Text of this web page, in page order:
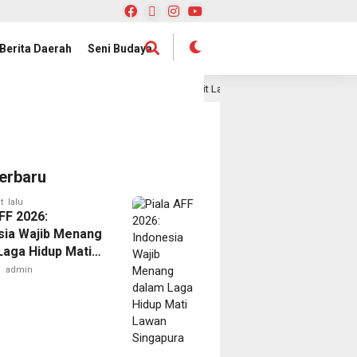
Berita Daerah Seni Budaya
Satelit Lampung-1 Resmi Diluncurkan, Provinsi
lalu
2026:
Wajib Menang
Hidup Mati
admin